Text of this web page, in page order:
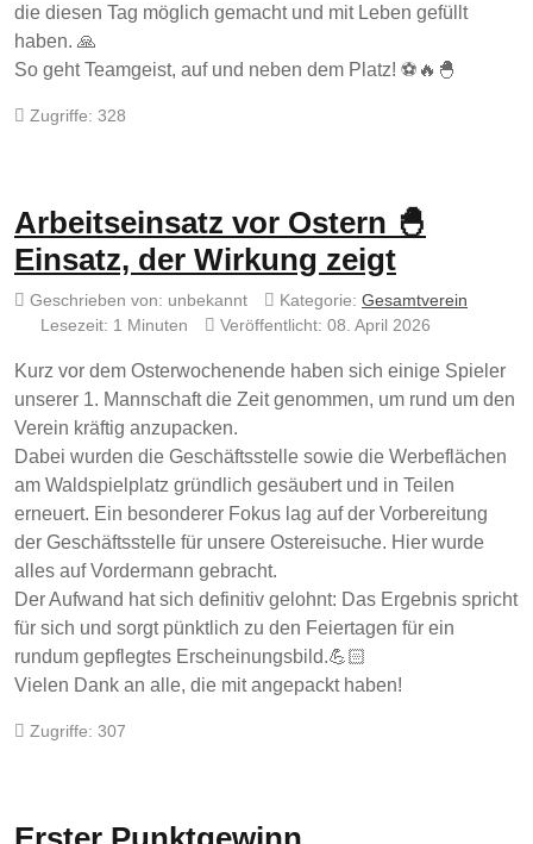
die diesen Tag möglich gemacht und mit Leben gefüllt
haben. 🙏
So geht Teamgeist, auf und neben dem Platz! ⚽🔥🐣
Zugriffe: 328
Arbeitseinsatz vor Ostern 🐣
Einsatz, der Wirkung zeigt
Geschrieben von: unbekannt Kategorie: Gesamtverein
Lesezeit: 1 Minuten
Veröffentlicht: 08. April 2026
Kurz vor dem Osterwochenende haben sich einige Spieler
unserer 1. Mannschaft die Zeit genommen, um rund um den
Verein kräftig anzupacken.
Dabei wurden die Geschäftsstelle sowie die Werbeflächen
am Waldspielplatz gründlich gesäubert und in Teilen
erneuert. Ein besonderer Fokus lag auf der Vorbereitung
der Geschäftsstelle für unsere Ostereisuche. Hier wurde
alles auf Vordermann gebracht.
Der Aufwand hat sich definitiv gelohnt: Das Ergebnis spricht
für sich und sorgt pünktlich zu den Feiertagen für ein
rundum gepflegtes Erscheinungsbild.💪🏻
Vielen Dank an alle, die mit angepackt haben!
Zugriffe: 307